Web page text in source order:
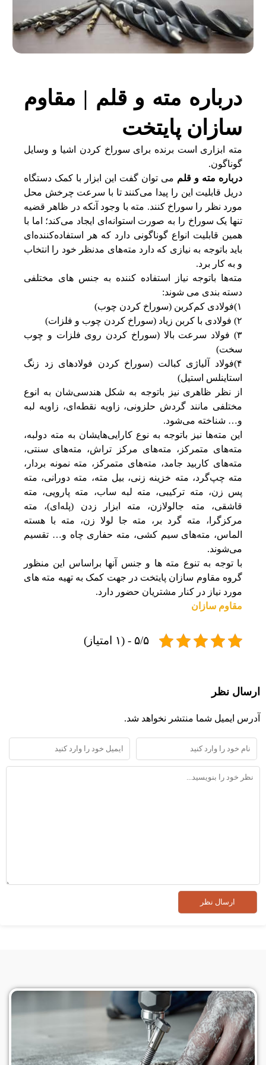
درباره مته و قلم | مقاوم
سازان پایتخت
مته ابزاری است برنده برای سوراخ کردن اشیا و وسایل
گوناگون.
درباره مته و قلم می توان گفت این ابزار با کمک دستگاه
دریل قابلیت این را پیدا می‌کنند تا با سرعت چرخش محل
مورد نظر را سوراخ کنند. مته با وجود آنکه در ظاهر قضیه
تنها یک سوراخ را به صورت استوانه‌ای ایجاد می‌کند؛ اما با
همین قابلیت انواع گوناگونی دارد که هر استفاده‌کننده‌ای
باید باتوجه به نیازی که دارد مته‌های مدنظر خود را انتخاب
و به کار برد.
مته‌ها باتوجه نیاز استفاده کننده به جنس های مختلفی
دسته بندی می شوند:
۱)فولادی کم‌کربن (سوراخ کردن چوب)
۲) فولادی با کربن زیاد (سوراخ کردن چوب و فلزات)
۳) فولاد سرعت بالا (سوراخ کردن روی فلزات و چوب
سخت)
۴)فولاد آلیاژی کبالت (سوراخ کردن فولادهای زد زنگ
استاینلس استیل)
از نظر ظاهری نیز باتوجه به شکل هندسی‌شان به انوع
مختلفی مانند گردش حلزونی، زاویه نقطه‌ای، زاویه لبه
و… شناخته می‌شود.
این مته‌ها نیز باتوجه به نوع کارایی‌هایشان به مته دولبه،
مته‌های متمرکز، مته‌های مرکز تراش، مته‌های سنتی،
مته‌های کاربید جامد، مته‌های متمرکز، مته نمونه بردار،
مته چپ‌گرد، مته خزینه زنی، بیل مته، مته دورانی، مته
پس زن، مته ترکیبی، مته لبه ساب، مته پارویی، مته
قاشقی، مته جالولازن، مته ابزار زدن (پله‌ای)، مته
مرکزگرا، مته گرد بر، مته جا لولا زن، مته با هسته
الماس، مته‌های سیم کشی، مته حفاری چاه و… تقسیم
می‌شوند.
با توجه به تنوع مته ها و جنس آنها براساس این منظور
گروه مقاوم سازان پایتخت در جهت کمک به تهیه مته های
مورد نیاز در کنار مشتریان حضور دارد.
مقاوم سازان
۵/۵ - (۱ امتیاز)
ارسال نظر
آدرس ایمیل شما منتشر نخواهد شد.